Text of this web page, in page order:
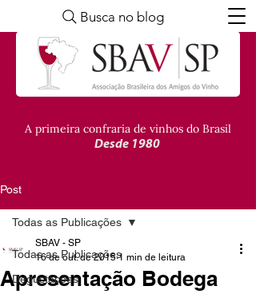
A primeira confraria de vinhos do Brasil
Desde 1980
Busca no blog
Post
Todas as Publicações
Degustações
Todas as Publicações
Apresentação Bodega
SBAV - SP
16 de out. de 2015 1 min de leitura